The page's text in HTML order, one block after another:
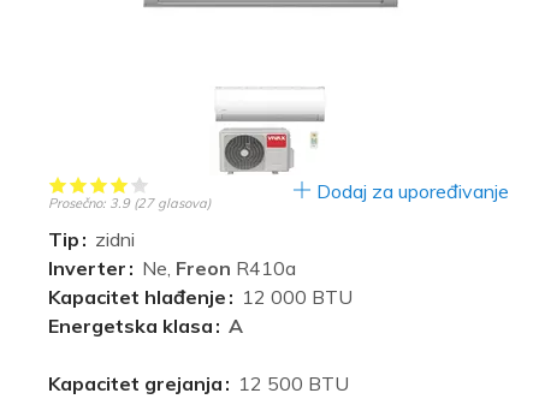
Prosečno: 3.9 (27glasova)
Tip
zidni
Inverter
Ne, Freon R410a
Kapacitet hlađenje
12 000 BTU
Energetska klasa
A
Kapacitet grejanja
12 500 BTU
Dodaj za upoređivanje